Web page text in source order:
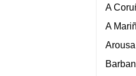
A
A
Arousa